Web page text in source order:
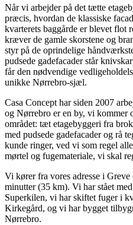
Når vi arbejder på det tætte
præcis, hvordan de klassiske
kvarterets baggårde er blevet flot
kræver de gamle skorstene og
styr på de oprindelige
pudsede gadefacader står
får den nødvendige
unikke Nørrebro-sjæl.
Casa Concept har siden 2007
og Nørrebro er en by, vi kommer
området: tæt etagebyggeri fra
med pudsede gadefacader og rå
kunde ringer, ved vi som regel
mørtel og fugemateriale, vi skal
Vi kører fra vores adresse i
minutter (35 km). Vi har stået
Superkilen, vi har skiftet fuger i
Kirkegård, og vi har bygget
Nørrebro.